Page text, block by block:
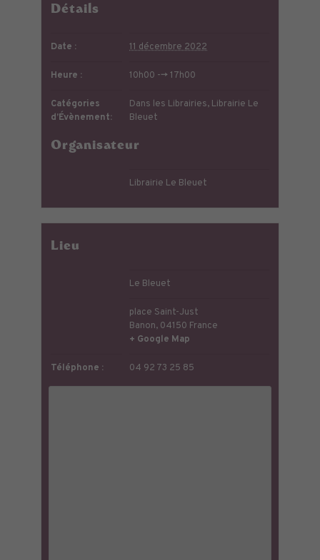
Détails
Date : 11 décembre 2022
Heure : 10h00 --> 17h00
Catégories
d’Évènement:
Dans les Librairies, Librairie Le
Bleuet
Organisateur
Librairie Le Bleuet
Lieu
Le Bleuet
place Saint-Just
Banon, 04150 France
+ Google Map
Téléphone : 04 92 73 25 85